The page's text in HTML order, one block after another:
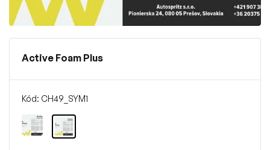
Active Foam Plus
Kód: CH49_SYM1